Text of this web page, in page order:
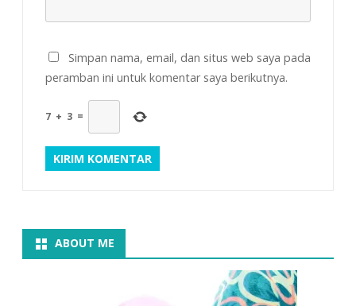
Simpan nama, email, dan situs web saya pada
peramban ini untuk komentar saya berikutnya.
7 + 3 =
ABOUT ME